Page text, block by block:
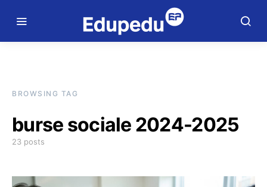
BROWSING TAG
burse sociale 2024-2025
23 posts